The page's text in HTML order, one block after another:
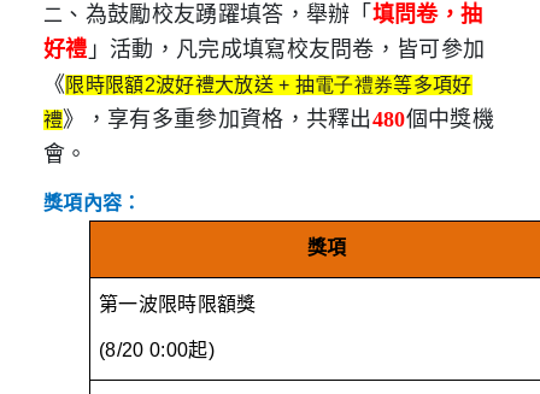
二 、為鼓勵校友踴躍填答，舉辦「 填問卷，抽
好禮 」活動，凡完成填寫校友問卷，皆可參加
《 限時限額2波好禮大放送 + 抽電子禮券等多項好
禮》，享有多重參加資格，共釋出480個中獎機
會。
獎項內容 ：
獎項
第一波限時限額獎
(8/20 0:00起)